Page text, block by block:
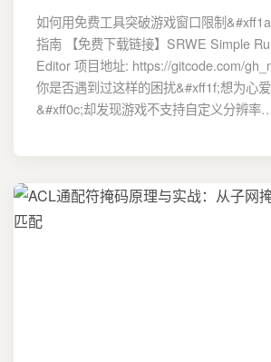
如何用免费工具突破游戏窗口限制
指南 【免费下载链接】SRWE Simple
Editor 项目地址: https://gitcode.com/
你是否遇到过这样的困扰&#xff1f;想为心
&#xff0c;却发现游戏不支持自定义分辨率